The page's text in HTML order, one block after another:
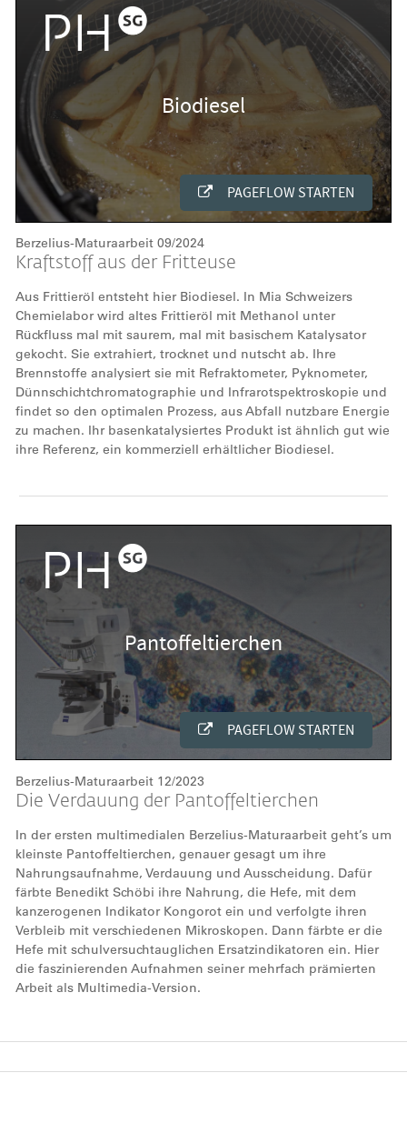
Berzelius-Maturaarbeit 09/2024
Kraftstoff aus der Fritteuse
Aus Frittieröl entsteht hier Biodiesel. In Mia Schweizers
Chemielabor wird altes Frittieröl mit Methanol unter
Rückfluss mal mit saurem, mal mit basischem Katalysator
gekocht. Sie extrahiert, trocknet und nutscht ab. Ihre
Brennstoffe analysiert sie mit Refraktometer, Pyknometer,
Dünnschichtchromatographie und Infrarotspektroskopie und
findet so den optimalen Prozess, aus Abfall nutzbare Energie
zu machen. Ihr basenkatalysiertes Produkt ist ähnlich gut wie
ihre Referenz, ein kommerziell erhältlicher Biodiesel.
Berzelius-Maturaarbeit 12/2023
Die Verdauung der Pantoffeltierchen
In der ersten multimedialen Berzelius-Maturaarbeit geht’s um
kleinste Pantoffeltierchen, genauer gesagt um ihre
Nahrungsaufnahme, Verdauung und Ausscheidung. Dafür
färbte Benedikt Schöbi ihre Nahrung, die Hefe, mit dem
kanzerogenen Indikator Kongorot ein und verfolgte ihren
Verbleib mit verschiedenen Mikroskopen. Dann färbte er die
Hefe mit schulversuchtauglichen Ersatzindikatoren ein. Hier
die faszinierenden Aufnahmen seiner mehrfach prämierten
Arbeit als Multimedia-Version.